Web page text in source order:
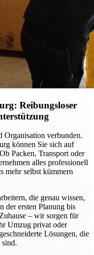
Reibungsloser
verbunden.
können Sie sich auf
Packen, Transport oder
alles professionell
mehr selbst kümmern
die genau wissen,
der ersten Planung bis
– wir sorgen für
Umzug privat oder
Lösungen, die